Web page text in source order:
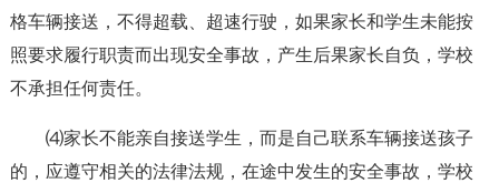
格车辆接送，不得超载、超速行驶，如果家长和学生未能按
照要求履行职责而出现安全事故，产生后果家长自负，学校
不承担任何责任。
⑷家长不能亲自接送学生，而是自己联系车辆接送孩子
的，应遵守相关的法律法规，在途中发生的安全事故，学校